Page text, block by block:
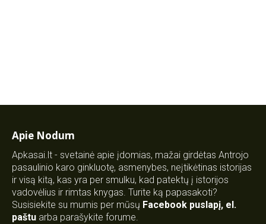
Apie Nodum
Apkasai.lt - svetainė apie įdomias, mažai girdėtas Antrojo
pasaulinio karo ginkluotę, asmenybes, neįtikėtinas istorijas
ir visą kitą, kas yra per smulku, kad patektų į istorijos
vadovėlius ir rimtas knygas. Turite ką papasakoti?
Susisiekite su mumis per mūsų Facebook puslapį, el.
paštu arba parašykite forume.